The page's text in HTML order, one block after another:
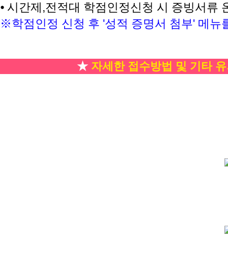
⦁ 시간제,전적대 학점인정신청 시 증빙서류
※학점인정 신청 후 '성적 증명서 첨부' 메뉴
★ 자세한 접수방법 및 기타